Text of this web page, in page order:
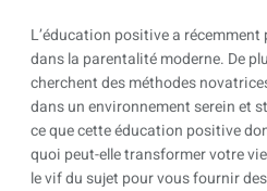
L’éducation positive a
dans la parentalité moderne. De
cherchent des méthodes
dans un environnement serein et
ce que cette éducation positive
quoi peut-elle transformer votre
le vif du sujet pour vous fournir